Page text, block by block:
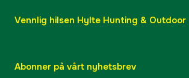
Vennlig hilsen Hylte Hunting & Outdoor
Abonner på vårt nyhetsbrev